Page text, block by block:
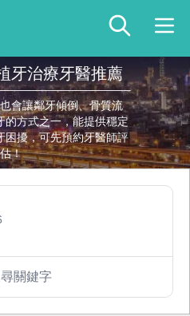
牙治療牙醫推薦
會讓鄰牙傾倒、骨質流
的方式之一，能提供穩定
困擾，可先預約牙醫師評
估！
關鍵字